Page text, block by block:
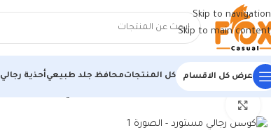
Skip to navigation
Skip to main content
عرض كل الاقسام كل المنتجاتمحافظ جلد طبيعيأحذية رجالي
الرئيسية/أحذية رجالي